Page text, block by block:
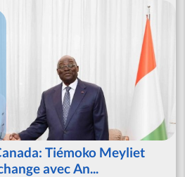
Tiémoko Meyliet
avec An...